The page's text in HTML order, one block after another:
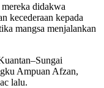
didakwa
kecederaan kepada
mangsa menjalankan
Ampuan Afzan,
lalu.